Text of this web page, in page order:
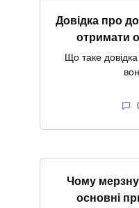
Довідка про
отримати
Що таке
Чому
основні